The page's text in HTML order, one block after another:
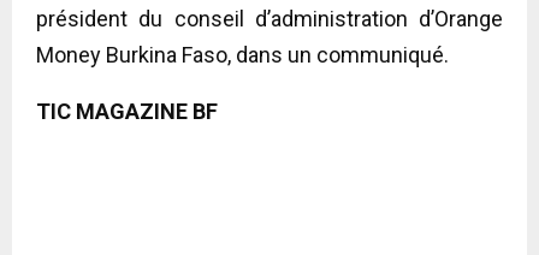
président du conseil d’administration d’Orange
Money Burkina Faso, dans un communiqué.
TIC MAGAZINE BF